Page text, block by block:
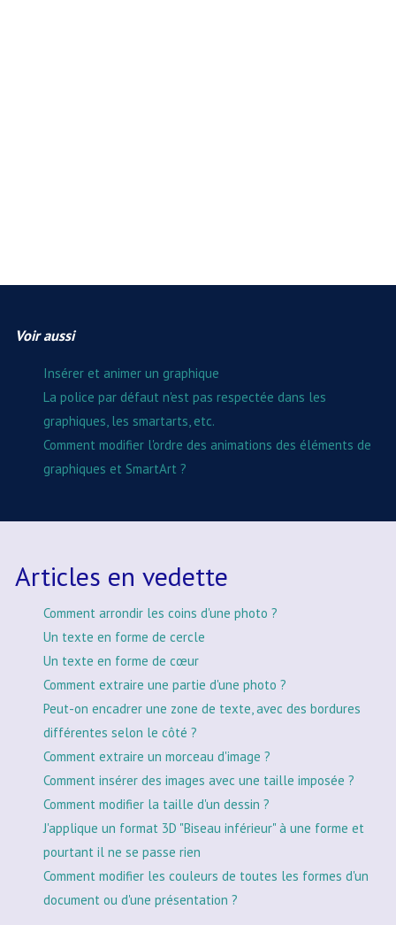
Voir aussi
Insérer et animer un graphique
La police par défaut n'est pas respectée dans les
graphiques, les smartarts, etc.
Comment modifier l'ordre des animations des éléments de
graphiques et SmartArt ?
Articles en vedette
Comment arrondir les coins d'une photo ?
Un texte en forme de cercle
Un texte en forme de cœur
Comment extraire une partie d'une photo ?
Peut-on encadrer une zone de texte, avec des bordures
différentes selon le côté ?
Comment extraire un morceau d'image ?
Comment insérer des images avec une taille imposée ?
Comment modifier la taille d'un dessin ?
J'applique un format 3D "Biseau inférieur" à une forme et
pourtant il ne se passe rien
Comment modifier les couleurs de toutes les formes d'un
document ou d'une présentation ?